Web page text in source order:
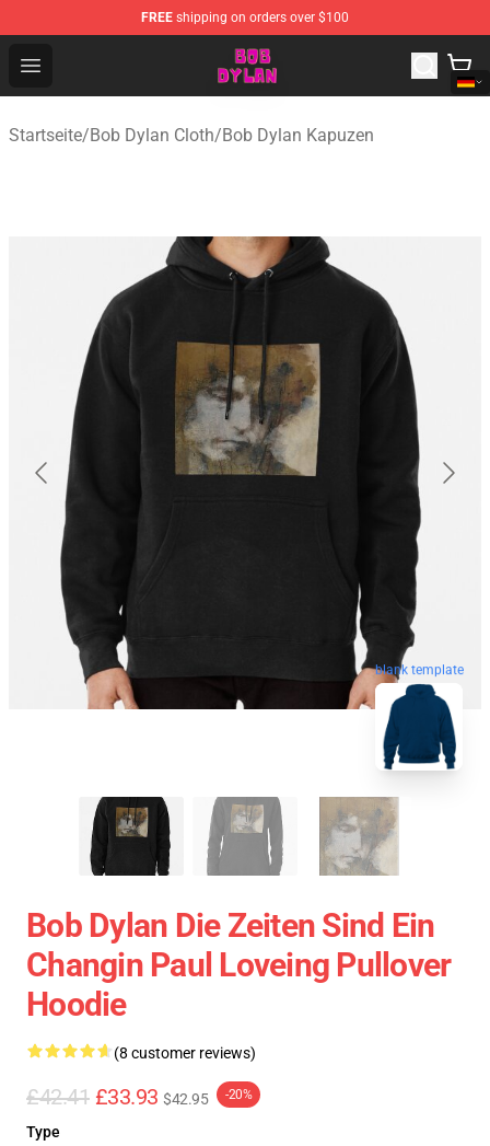
FREE shipping on orders over $100
Open menu
Bob Dylan Store - Official Bob Dylan Merchandise Shop
Startseite/Bob Dylan Cloth/Bob Dylan Kapuzen
blank template
Bob Dylan Die Zeiten Sind Ein
Changin Paul Loveing Pullover
Hoodie
(8 customer reviews)
£42.41 £33.93 $42.95 -20%
Type